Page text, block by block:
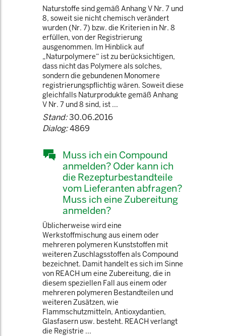
Naturstoffe sind gemäß Anhang V Nr. 7 und
8, soweit sie nicht chemisch verändert
wurden (Nr. 7) bzw. die Kriterien in Nr. 8
erfüllen, von der Registrierung
ausgenommen. Im Hinblick auf
„Naturpolymere“ ist zu berücksichtigen,
dass nicht das Polymere als solches,
sondern die gebundenen Monomere
registrierungspflichtig wären. Soweit diese
gleichfalls Naturprodukte gemäß Anhang
V Nr. 7 und 8 sind, ist ...
Stand:30.06.2016
Dialog:4869
Muss ich ein Compound
anmelden? Oder kann ich
die Rezepturbestandteile
vom Lieferanten abfragen?
Muss ich eine Zubereitung
anmelden?
Üblicherweise wird eine
Werkstoffmischung aus einem oder
mehreren polymeren Kunststoffen mit
weiteren Zuschlagsstoffen als Compound
bezeichnet. Damit handelt es sich im Sinne
von REACH um eine Zubereitung, die in
diesem speziellen Fall aus einem oder
mehreren polymeren Bestandteilen und
weiteren Zusätzen, wie
Flammschutzmitteln, Antioxydantien,
Glasfasern usw. besteht. REACH verlangt
die Registrie ...